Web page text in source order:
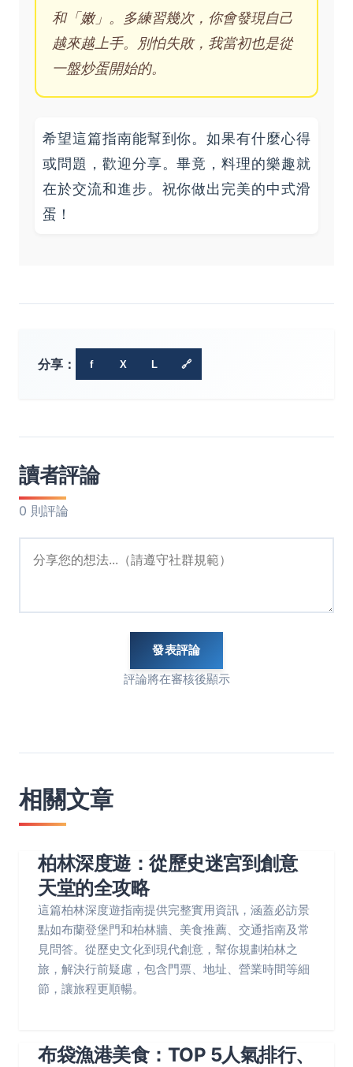
和「嫩」。多練習幾次，你會發現自己
越來越上手。別怕失敗，我當初也是從
一盤炒蛋開始的。
希望這篇指南能幫到你。如果有什麼心得
或問題，歡迎分享。畢竟，料理的樂趣就
在於交流和進步。祝你做出完美的中式滑
蛋！
分享： f X L 🔗
讀者評論
0 則評論
發表評論
評論將在審核後顯示
相關文章
柏林深度遊：從歷史迷宮到創意
天堂的全攻略
這篇柏林深度遊指南提供完整實用資訊，涵蓋必訪景
點如布蘭登堡門和柏林牆、美食推薦、交通指南及常
見問答。從歷史文化到現代創意，幫你規劃柏林之
旅，解決行前疑慮，包含門票、地址、營業時間等細
節，讓旅程更順暢。
布袋漁港美食：TOP 5人氣排行、